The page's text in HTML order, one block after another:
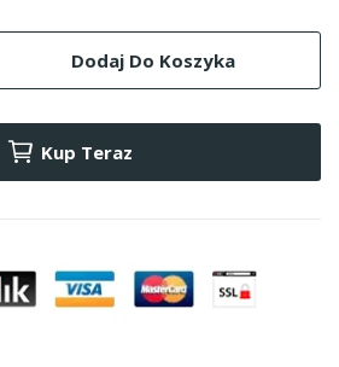
Dodaj Do Koszyka
Kup Teraz